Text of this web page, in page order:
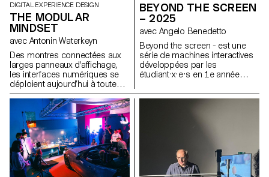
DIGITAL EXPERIENCE DESIGN
THE MODULAR
MINDSET
avec Antonin Waterkeyn
Des montres connectées aux
larges panneaux d'affichage,
les interfaces numériques se
déploient aujourd’hui à toutes
les échelles. Concevoir une
identité visuelle dans ce
contexte implique de penser
des systèmes capables de
s’adapter à des formats, des
usages et des rythmes
multiples. Ce workshop
propose d’explorer la création
d’identités modulaires et
BEYOND THE SCREEN
– 2025
avec Angelo Benedetto
Beyond the screen - est une
série de machines interactives
développées par les
étudiant·x·e·s en 1e année
Design. Ces systèmes sont
typographique modulaire.